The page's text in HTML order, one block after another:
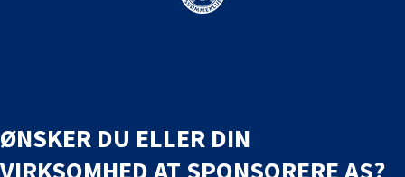
ØNSKER DU ELLER DIN
VIRKSOMHED AT SPONSORERE AS?